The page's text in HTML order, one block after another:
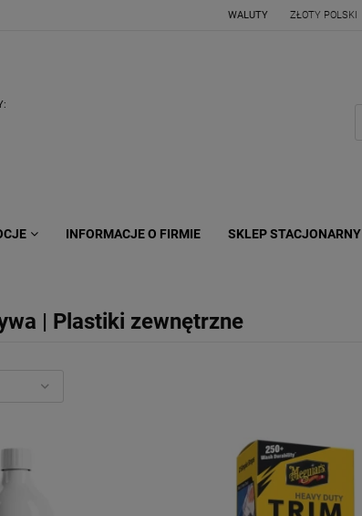
WALUTY
INFORMACJE O FIRMIE SKLEP STACJONARNY
| Plastiki zewnętrzne